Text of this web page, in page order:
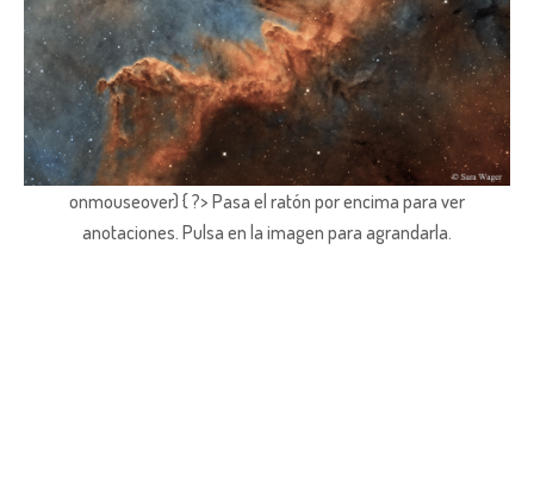
onmouseover) { ?> Pasa el ratón por encima para ver
anotaciones. Pulsa en la imagen para agrandarla.